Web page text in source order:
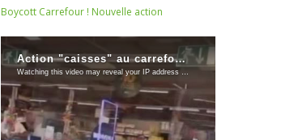
Boycott Carrefour ! Nouvelle action